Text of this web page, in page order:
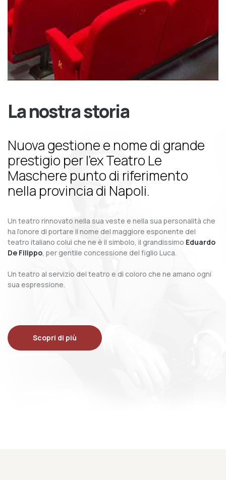
La nostra storia
Nuova gestione e nome di grande
prestigio per l’ex Teatro Le
Maschere punto di riferimento
nella provincia di Napoli.
Un teatro rinnovato nella sua veste e nella sua personalità che
ha l’onore di portare il nome del maggiore esponente del
teatro italiano colui che ne è il simbolo, il grandissimo Eduardo
De Filippo, per gentile concessione del figlio Luca.
Un teatro al servizio del teatro e di coloro che ne amano ogni
sua espressione.
Scopri di più